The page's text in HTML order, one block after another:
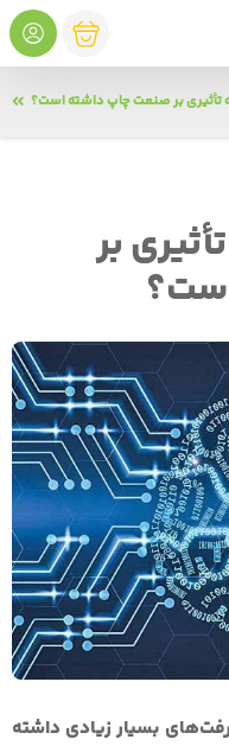
بر صنعت چاپ داشته است؟
بر
بسیار زیادی داشته